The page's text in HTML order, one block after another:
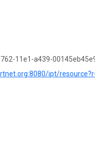
11e1-a439-
ipt/